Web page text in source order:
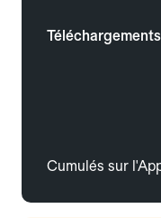
Téléchargements
Cumulés sur